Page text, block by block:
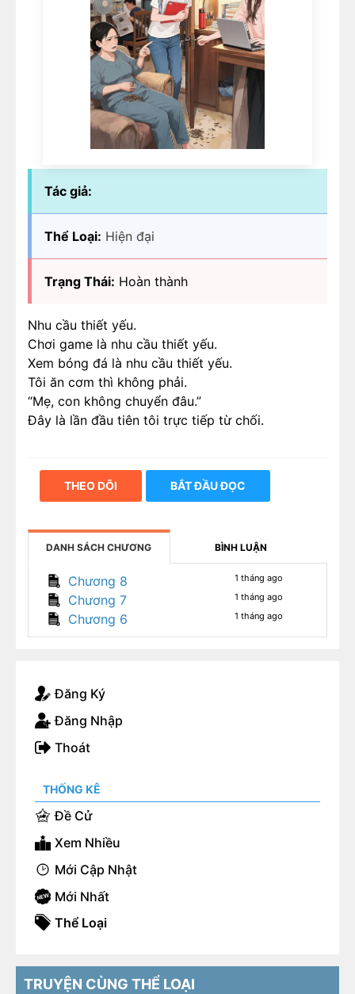
Tác giả:
Thể Loại: Hiện đại
Trạng Thái: Hoàn thành
Nhu cầu thiết yếu.
Chơi game là nhu cầu thiết yếu.
Xem bóng đá là nhu cầu thiết yếu.
Tôi ăn cơm thì không phải.
“Mẹ, con không chuyển đâu.”
Đây là lần đầu tiên tôi trực tiếp từ chối.
THEO DÕI BẮT ĐẦU ĐỌC
DANH SÁCH CHƯƠNG BÌNH LUẬN
Chương 8 1 tháng ago
Chương 7 1 tháng ago
Chương 6 1 tháng ago
Đăng Ký
Đăng Nhập
Thoát
THỐNG KÊ
Đề Cử
Xem Nhiều
Mới Cập Nhật
Mới Nhất
Thể Loại
TRUYỆN CÙNG THỂ LOẠI